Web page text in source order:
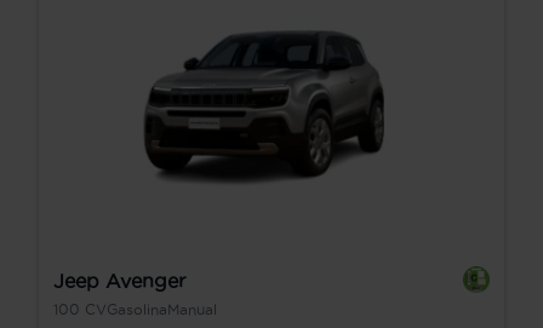
Jeep Avenger
100 CVGasolinaManual